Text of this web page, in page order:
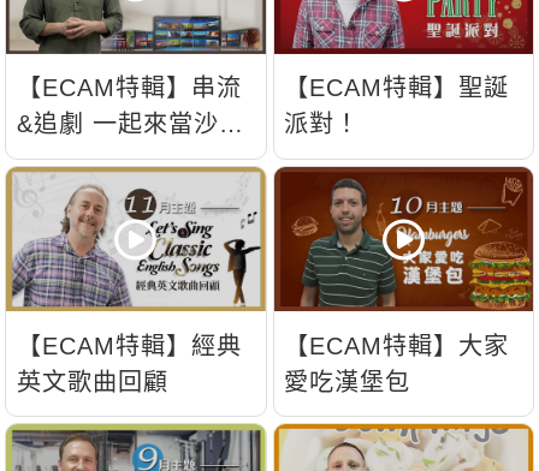
【ECAM特輯】串流
&追劇 一起來當沙發
馬鈴薯吧~
【ECAM特輯】聖誕
派對！
【ECAM特輯】經典
英文歌曲回顧
【ECAM特輯】大家
愛吃漢堡包